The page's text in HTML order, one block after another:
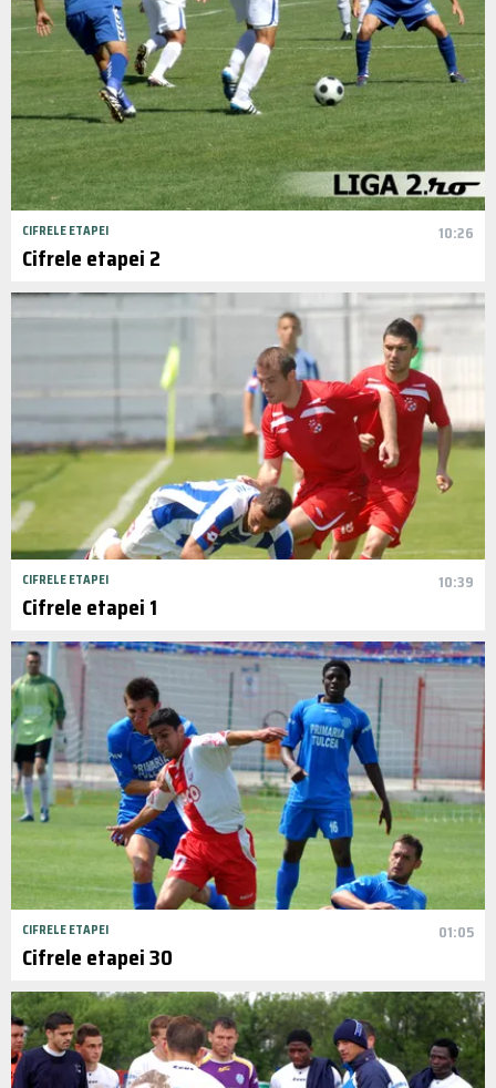
CIFRELE ETAPEI 10:26
Cifrele etapei 2
CIFRELE ETAPEI 10:39
Cifrele etapei 1
CIFRELE ETAPEI 01:05
Cifrele etapei 30